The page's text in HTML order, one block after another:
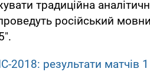
традиційна
російський
2018: результати матчів